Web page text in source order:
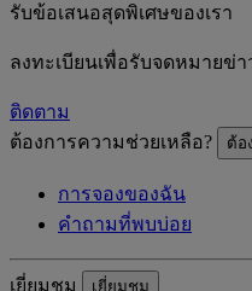
รับข้อเสนอสุดพิเศษของเรา
ลงทะเบียนเพื่อรับจดหมายข่
ติดตาม
ต้องการความช่วยเหลือ?
ต้อ
การจองของฉัน
คำถามที่พบบ่อย
เยี่ยมชม เยี่ยมชม